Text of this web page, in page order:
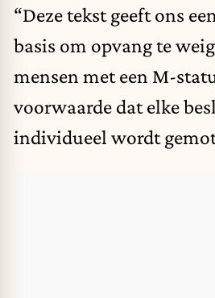
“Deze tekst geeft ons
basis om opvang te
mensen met een M-
voorwaarde dat elke
individueel wordt